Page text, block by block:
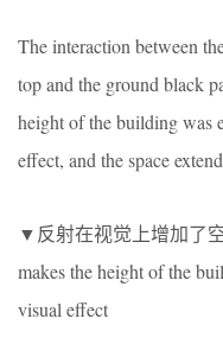
The interaction between
top and the ground black
height of the building was
effect, and the space
▼反射在视觉上增加了
makes the height of the
visual effect